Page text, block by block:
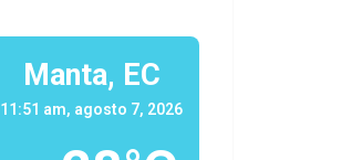
Manta, EC
11:51 am, agosto 7, 2026